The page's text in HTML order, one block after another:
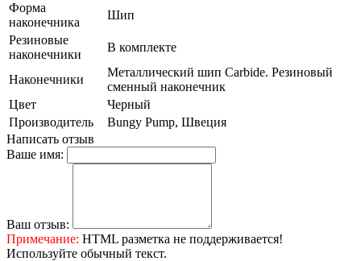
Форма
наконечника
Шип
Резиновые
наконечники
В комплекте
Наконечники
Металлический шип Carbide. Резиновый
сменный наконечник
Цвет
Черный
Производитель
Bungy Pump, Швеция
Написать отзыв
Ваше имя:
Ваш отзыв:
Примечание: HTML разметка не поддерживается!
Используйте обычный текст.